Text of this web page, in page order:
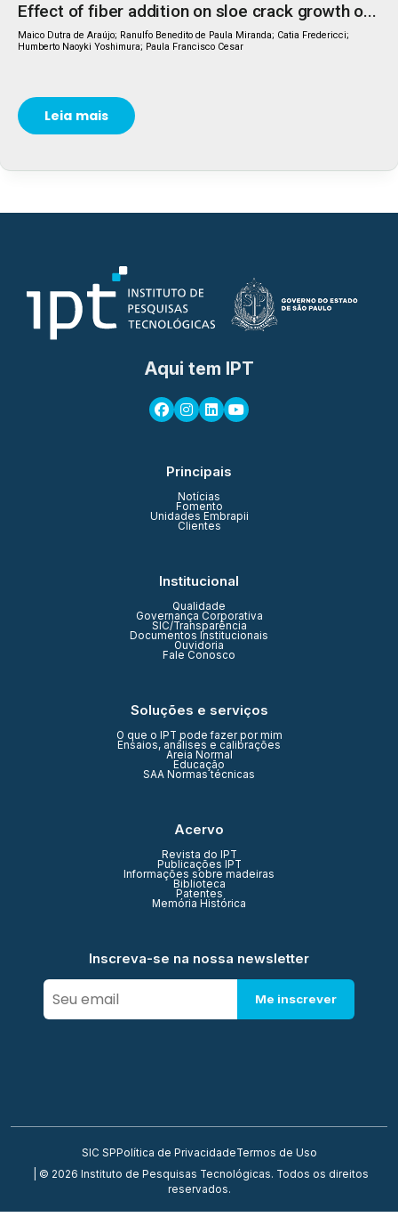
Effect of fiber addition on sloe crack growth o...
Maico Dutra de Araújo; Ranulfo Benedito de Paula Miranda; Catia Fredericci;
Humberto Naoyki Yoshimura; Paula Francisco Cesar
Leia mais
Aqui tem IPT
Principais
Notícias
Fomento
Unidades Embrapii
Clientes
Institucional
Qualidade
Governança Corporativa
SIC/Transparência
Documentos Institucionais
Ouvidoria
Fale Conosco
Soluções e serviços
O que o IPT pode fazer por mim
Ensaios, análises e calibrações
Areia Normal
Educação
SAA Normas técnicas
Acervo
Revista do IPT
Publicações IPT
Informações sobre madeiras
Biblioteca
Patentes
Memória Histórica
Inscreva-se na nossa newsletter
Me inscrever
SIC SP Política de PrivacidadeTermos de Uso
| © 2026 Instituto de Pesquisas Tecnológicas. Todos os direitos
reservados.